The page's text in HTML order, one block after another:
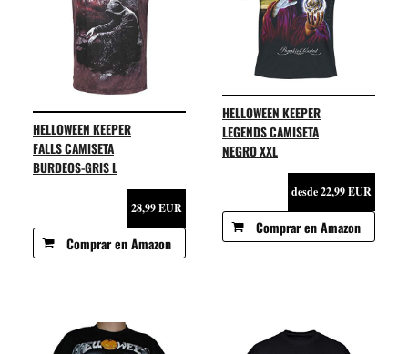
HELLOWEEN KEEPER
FALLS CAMISETA
BURDEOS-GRIS L
28,99 EUR
Comprar en Amazon
HELLOWEEN KEEPER
LEGENDS CAMISETA
NEGRO XXL
desde 22,99 EUR
Comprar en Amazon